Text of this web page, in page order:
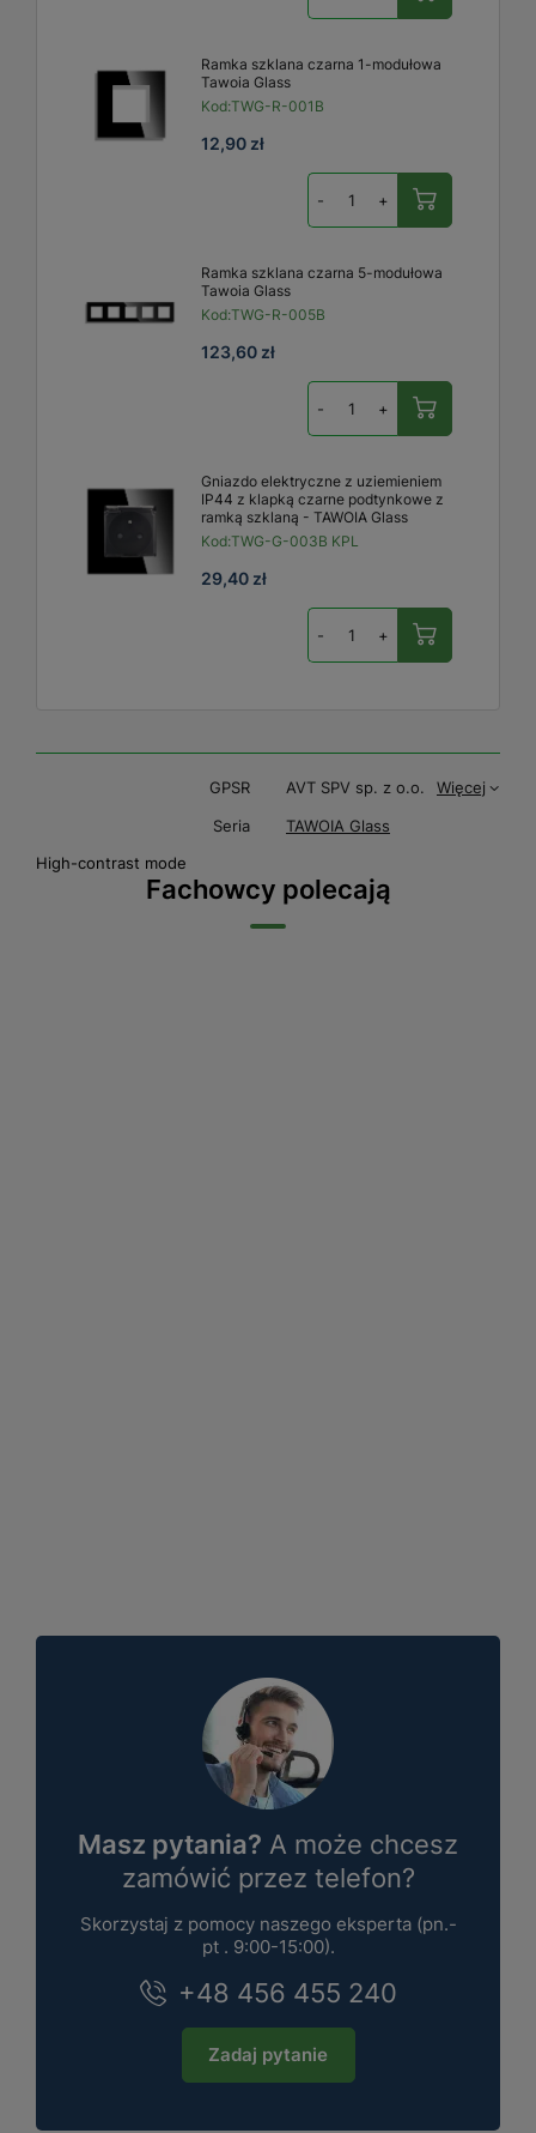
Ramka szklana czarna 1-modułowa
Tawoia Glass
Kod:TWG-R-001B
12,90 zł
- +
Ramka szklana czarna 5-modułowa
Tawoia Glass
Kod:TWG-R-005B
123,60 zł
- +
Gniazdo elektryczne z uziemieniem
IP44 z klapką czarne podtynkowe z
ramką szklaną - TAWOIA Glass
Kod:TWG-G-003B KPL
29,40 zł
- +
GPSR AVT SPV sp. z o.o.
Więcej
Seria
TAWOIA Glass
High-contrast mode
Fachowcy polecają
Masz pytania? A może chcesz
zamówić przez telefon?
Skorzystaj z pomocy naszego eksperta (pn.-
pt . 9:00-15:00).
+48 456 455 240
Zadaj pytanie